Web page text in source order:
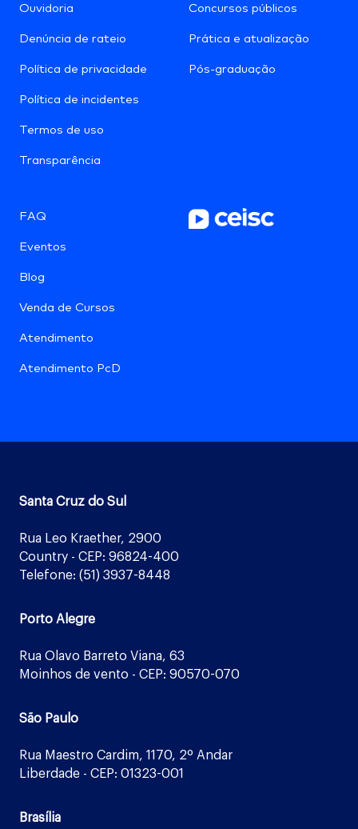
Ouvidoria
Denúncia de rateio
Política de privacidade
Política de incidentes
Termos de uso
Transparência
Concursos públicos
Prática e atualização
Pós-graduação
FAQ
Eventos
Blog
Venda de Cursos
Atendimento
Atendimento PcD
Santa Cruz do Sul
Rua Leo Kraether, 2900
Country - CEP: 96824-400
Telefone: (51) 3937-8448
Porto Alegre
Rua Olavo Barreto Viana, 63
Moinhos de vento - CEP: 90570-070
São Paulo
Rua Maestro Cardim, 1170, 2º Andar
Liberdade - CEP: 01323-001
Brasília